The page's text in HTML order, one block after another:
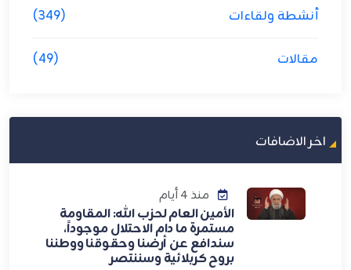
أنشطة ولقاءات (349)
مقالات (49)
اخر الاضافات
منذ 4 أيام
الأمين العام لحزب الله: المقاومة
مستمرة ما دام الاحتلال موجوداً،
سندافع عن أرضنا وحقوقنا ووطننا
بروح كربلائية وسننتصر